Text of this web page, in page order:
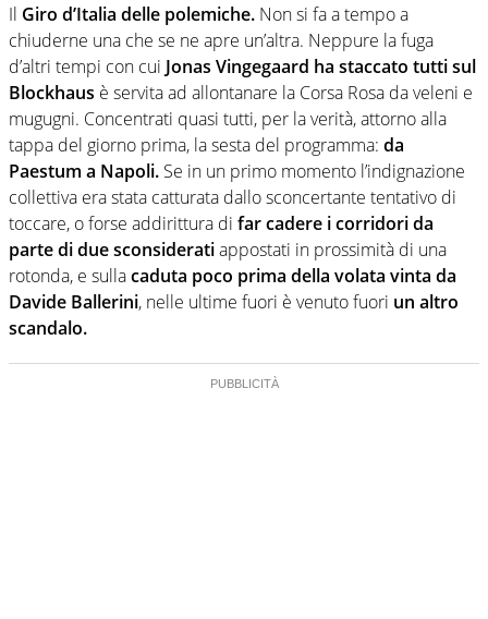
Il Giro d’Italia delle polemiche. Non si fa a tempo a
chiuderne una che se ne apre un’altra. Neppure la fuga
d’altri tempi con cui Jonas Vingegaard ha staccato tutti sul
Blockhaus è servita ad allontanare la Corsa Rosa da veleni e
mugugni. Concentrati quasi tutti, per la verità, attorno alla
tappa del giorno prima, la sesta del programma: da
Paestum a Napoli. Se in un primo momento l’indignazione
collettiva era stata catturata dallo sconcertante tentativo di
toccare, o forse addirittura di far cadere i corridori da
parte di due sconsideratiappostati in prossimità di una
rotonda, e sullacaduta poco prima della volata vinta da
Davide Ballerini, nelle ultime fuori è venuto fuori un altro
scandalo.